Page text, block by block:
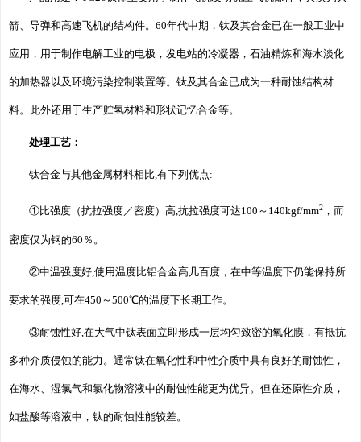
箭、导弹和高速飞机的结构件。60年代中期，钛及其合金已在一般工业中
应用，用于制作电解工业的电极，发电站的冷凝器，石油精炼和海水淡化
的加热器以及环境污染控制装置等。钛及其合金已成为一种耐蚀结构材
料。此外还用于生产贮氢材料和形状记忆合金等。
处理工艺：
钛合金与其他金属材料相比,有下列优点:
①比强度（抗拉强度／密度）高,抗拉强度可达100～140kgf/mm2 ，而
密度仅为钢的60％。
②中温强度好,使用温度比铝合金高几百度，在中等温度下仍能保持所
要求的强度,可在450～500℃的温度下长期工作。
③耐蚀性好,在大气中钛表面立即形成一层均匀致密的氧化膜，有抵抗
多种介质侵蚀的能力。通常钛在氧化性和中性介质中具有良好的耐蚀性，
在海水、湿氯气和氯化物溶液中的耐蚀性能更为优异。但在还原性介质，
如盐酸等溶液中，钛的耐蚀性能较差。